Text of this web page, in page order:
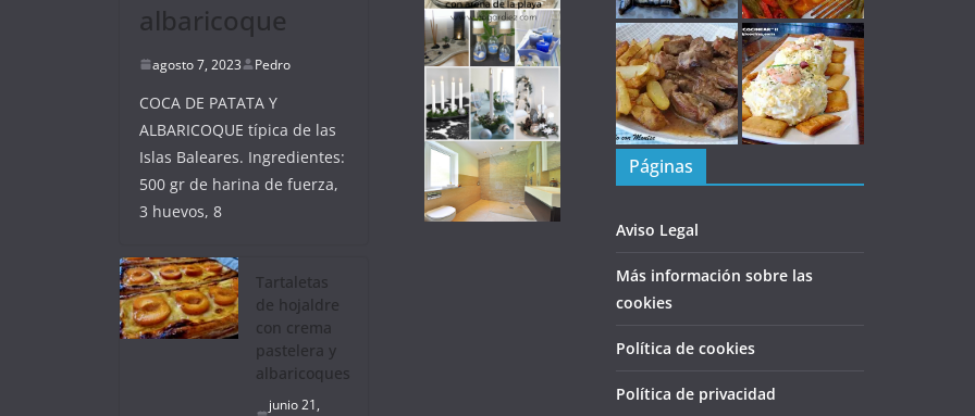
albaricoque
agosto 7, 2023 Pedro
COCA DE PATATA Y
ALBARICOQUE típica de las
Islas Baleares. Ingredientes:
500 gr de harina de fuerza,
3 huevos, 8
Tartaletas
de hojaldre
con crema
pastelera y
albaricoques
junio 21,
Páginas
Aviso Legal
Más información sobre las
cookies
Política de cookies
Política de privacidad